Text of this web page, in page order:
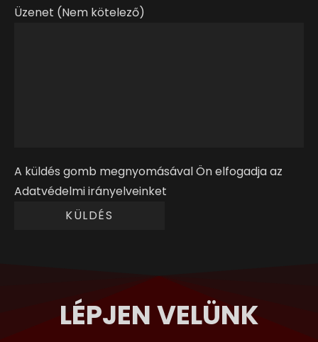
Üzenet (Nem kötelező)
A küldés gomb megnyomásával Ön elfogadja az
Adatvédelmi irányelveinket
LÉPJEN VELÜNK